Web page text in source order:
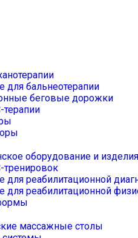
для бальнеотерапии
беговые дорожки
оборудование и изделия
для реабилитационной
для реабилитационной
массажные столы